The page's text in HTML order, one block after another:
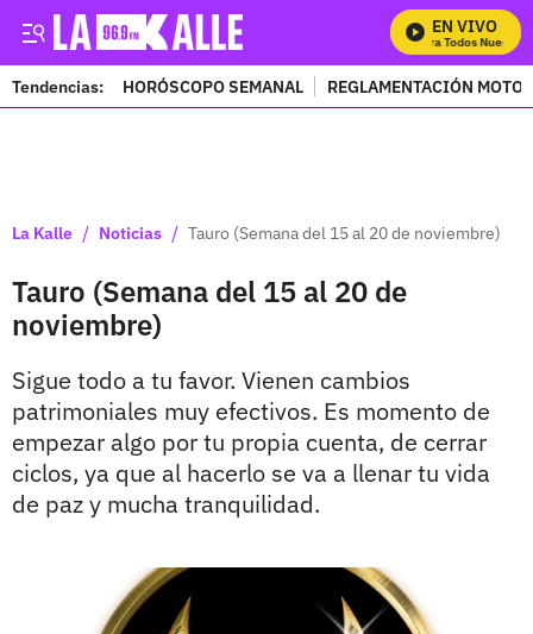
EN VIVO
Mira Todos Nuestros
Tendencias: HORÓSCOPO SEMANAL REGLAMENTACIÓN
La Kalle / Noticias / Tauro (Semana del 15 al 20 de noviembre)
Tauro (Semana del 15 al 20 de
noviembre)
Sigue todo a tu favor. Vienen cambios
patrimoniales muy efectivos. Es momento de
empezar algo por tu propia cuenta, de cerrar
ciclos, ya que al hacerlo se va a llenar tu vida
de paz y mucha tranquilidad.